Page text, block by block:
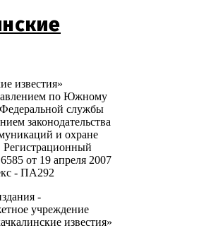
известия»
по Южному
службы
законодательства
и охране
Регистрационный
от 19 апреля 2007
- ПА292
-
учреждение
известия»